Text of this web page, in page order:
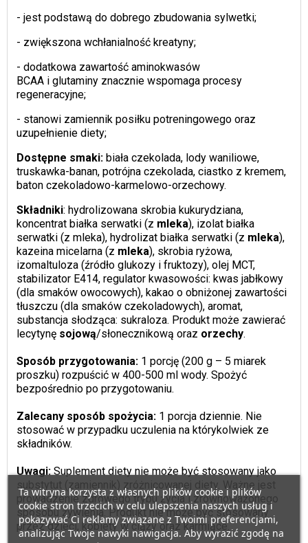
- jest podstawą do dobrego zbudowania sylwetki;
- zwiększona wchłanialność kreatyny;
- dodatkowa zawartość aminokwasów
BCAA i glutaminy znacznie wspomaga procesy
regeneracyjne;
- stanowi zamiennik posiłku potreningowego oraz
uzupełnienie diety;
Dostępne smaki: biała czekolada, lody waniliowe,
truskawka-banan, potrójna czekolada, ciastko z kremem,
baton czekoladowo-karmelowo-orzechowy.
Składniki: hydrolizowana skrobia kukurydziana,
koncentrat białka serwatki (z mleka), izolat białka
serwatki (z mleka), hydrolizat białka serwatki (z mleka),
kazeina micelarna (z mleka), skrobia ryżowa,
izomaltuloza (źródło glukozy i fruktozy), olej MCT,
stabilizator E414, regulator kwasowości: kwas jabłkowy
(dla smaków owocowych), kakao o obniżonej zawartości
tłuszczu (dla smaków czekoladowych), aromat,
substancja słodząca: sukraloza. Produkt może zawierać
lecytynę sojową/słonecznikową oraz orzechy.
Sposób przygotowania: 1 porcję (200 g – 5 miarek
proszku) rozpuścić w 400-500 ml wody. Spożyć
bezpośrednio po przygotowaniu.
Zalecany sposób spożycia:1 porcja dziennie. Nie
stosować w przypadku uczulenia na którykolwiek ze
składników.
Uwagi:Suplement diety nie może być stosowany jako
substytut (zamiennik) zróżnicowanej diety. Ważne jest
prowadzenie zdrowego trybu życia i zrównoważonego
sposobu żywienia. Produkt nie może być stosowany
przez dzieci, kobiety w ciąży oraz karmiące.
Ta witryna korzysta z własnych plików cookie i plików
cookie stron trzecich w celu ulepszenia naszych usług i
pokazywać Ci reklamy związane z Twoimi preferencjami,
analizując Twoje nawyki nawigacja. Aby wyrazić zgodę na